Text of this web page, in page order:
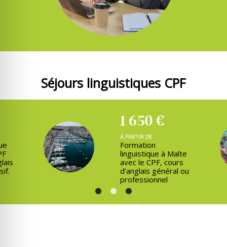
Séjours linguistiques CPF
1 650 €
À PARTIR DE
Formation
linguistique à Malte
avec le CPF, cours
d’anglais général ou
professionnel